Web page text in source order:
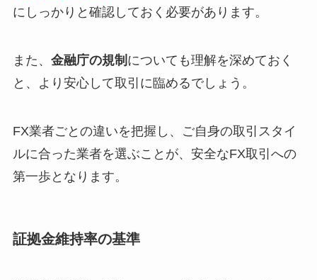
にしっかりと確認しておく必要があります。
また、 金融庁の規制 についても理解を深めておく
と、より安心して取引に臨めるでしょう。
FX業者ごとの違いを把握し、ご自身の取引スタイ
ルに合った業者を選ぶことが、安全なFX取引への
第一歩となります。
証拠金維持率の基準